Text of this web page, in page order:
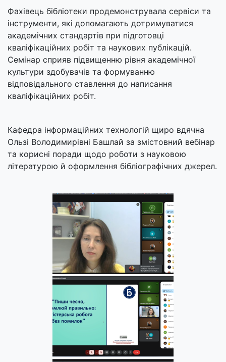
Фахівець бібліотеки продемонструвала сервіси та
інструменти, які допомагають дотримуватися
академічних стандартів при підготовці
кваліфікаційних робіт та наукових публікацій.
Семінар сприяв підвищенню рівня академічної
культури здобувачів та формуванню
відповідального ставлення до написання
кваліфікаційних робіт.
Кафедра інформаційних технологій щиро вдячна
Ользі Володимирівні Башлай за змістовний вебінар
та корисні поради щодо роботи з науковою
літературою й оформлення бібліографічних джерел.